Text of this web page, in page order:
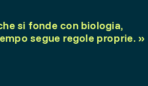
si fonde con biologia,
segue regole proprie. »